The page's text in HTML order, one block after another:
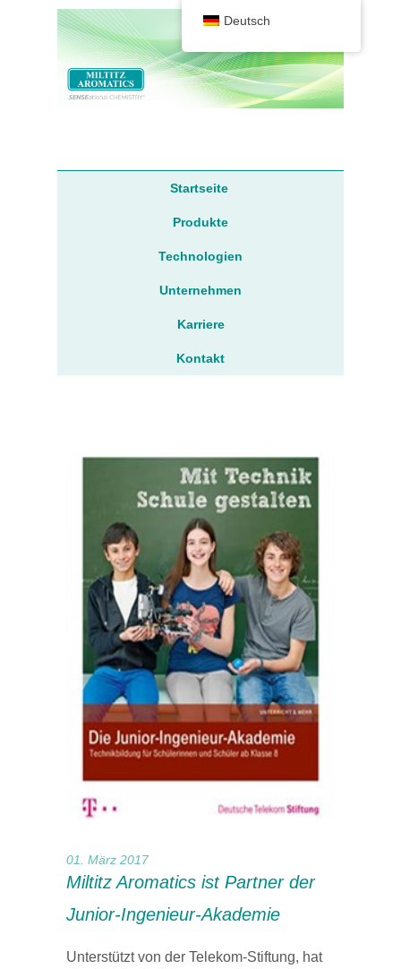
Sprache
Startseite
Produkte
Technologien
Unternehmen
Karriere
Kontakt
01. März 2017
Miltitz Aromatics ist Partner der
Junior-Ingenieur-Akademie
Unterstützt von der Telekom-Stiftung, hat
Deutsch